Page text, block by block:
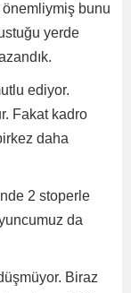
önemliymiş bunu
yerde
ediyor.
Fakat kadro
daha
2 stoperle
da
Biraz